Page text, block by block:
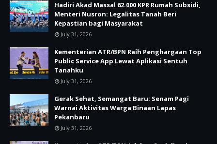
Hadiri Akad Massal 62.000 KPR Rumah Subsidi,
Menteri Nusron: Legalitas Tanah Beri
Kepastian bagi Masyarakat
July 31, 2026
Kementerian ATR/BPN Raih Penghargaan Top
Public Service App Lewat Aplikasi Sentuh
Tanahku
July 31, 2026
Gerak Sehat, Semangat Baru: Senam Pagi
Warnai Aktivitas Warga Binaan Lapas
Pekanbaru
July 31, 2026